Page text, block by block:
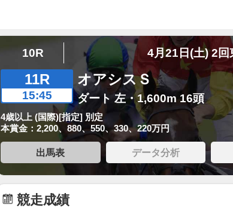
10R 4月21日(土) 2回
11R
15:45
オアシスＳ
ダート 左・1,600m 16頭
4歳以上 (国際)[指定] 別定
本賞金：2,200、880、550、330、220万円
出馬表 データ分析
競走成績